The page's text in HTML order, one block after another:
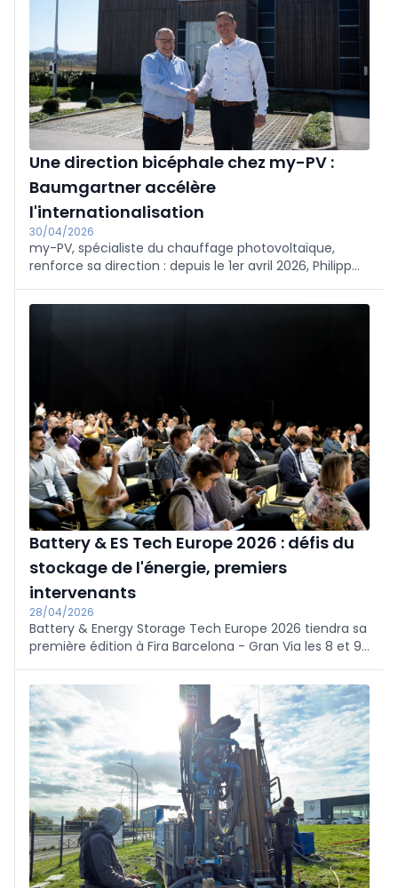
Une direction bicéphale chez my-PV :
Baumgartner accélère
l'internationalisation
30/04/2026
my-PV, spécialiste du chauffage photovoltaïque,
renforce sa direction : depuis le 1er avril 2026, Philipp
Rimpler en tant que directeur des opérations
Battery & ES Tech Europe 2026 : défis du
stockage de l'énergie, premiers
intervenants
28/04/2026
Battery & Energy Storage Tech Europe 2026 tiendra sa
première édition à Fira Barcelona - Gran Via les 8 et 9
examinera comment l'Europe peut renforcer son
leadership dans le domaine du stockage de l'énergie,
avec quatre lignes de programme : applications
industrielles et émergentes, technologie BESS,
recyclage et seconde vie, et politique et
réglementation. Près de 50 intervenants sont
attendus ; parmi les orateurs confirmés figurent
Christian Barba (EDP Renewables), Naim El Chami
(Neoen), Laura Simonelli (ALBA), José Moisés Martín
(CDTI) et Joan González Fabra (BEPA), ainsi que des
experts d'Invity, IZA, Circulor, Upcell, Project Blue et
Eurecat.